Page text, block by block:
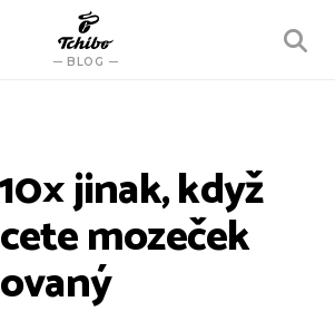
BLOG
VYHLEDÁVÁNÍ
jinak, když
mozeček